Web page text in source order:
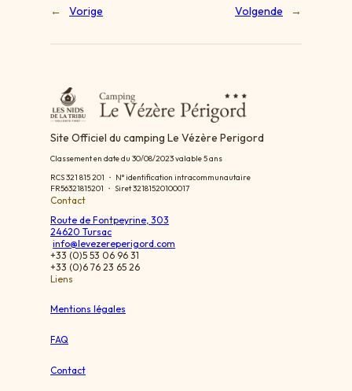
← Vorige Volgende →
Site Officiel du camping Le Vézère Perigord
Classement en date du 30/08/2023 valable 5 ans
RCS 321 815 201 ・ N° identification intracommunautaire
FR56321815201 ・ Siret 32181520100017
Contact
Route de Fontpeyrine, 303
24620 Tursac
info@levezereperigord.com
+33 (0)5 53 06 96 31
+33 (0)6 76 23 65 26
Liens
Mentions légales
FAQ
Contact